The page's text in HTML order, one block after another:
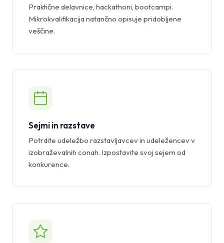
Praktične delavnice, hackathoni, bootcampi.
Mikrokvalifikacija natančno opisuje pridobljene
veščine.
Sejmi in razstave
Potrdite udeležbo razstavljavcev in udeležencev v
izobraževalnih conah. Izpostavite svoj sejem od
konkurence.